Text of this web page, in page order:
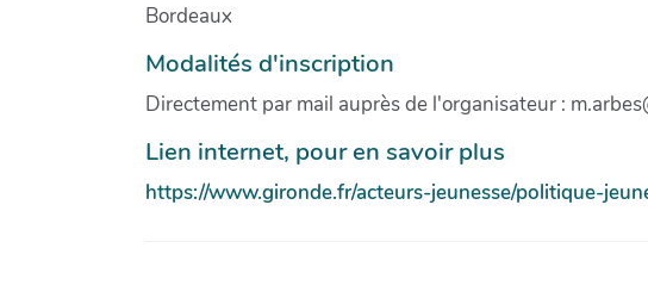
Bordeaux
Modalités d'inscription
Directement par mail auprès de l'organisateur :
Lien internet, pour en savoir plus
https://www.gironde.fr/acteurs-jeunesse/politique-